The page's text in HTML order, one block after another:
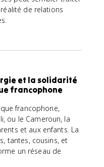
de relations
et la solidarité
francophone
francophone,
ou le Cameroun, la
et aux enfants. La
tantes, cousins, et
un réseau de